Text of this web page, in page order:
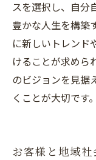
スを選択し、自分
豊かな人生を構築
に新しいトレンド
けることが求めら
のビジョンを見据
くことが大切です。
お客様と地域社